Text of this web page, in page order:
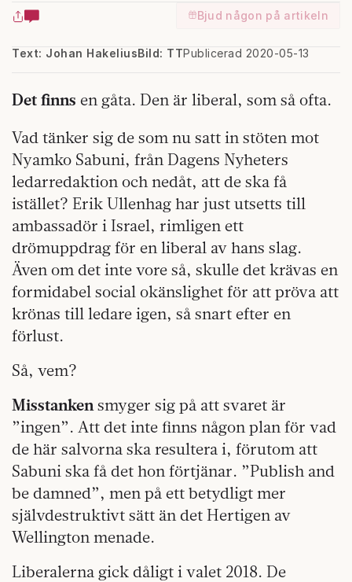
Bjud någon på artikeln
Text: Johan Hakelius Publicerad 2020-05-13
Bild: TT
Det finns en gåta. Den är liberal, som så ofta.
Vad tänker sig de som nu satt in stöten mot
Nyamko Sabuni, från Dagens Nyheters
ledarredaktion och nedåt, att de ska få
istället? Erik Ullenhag har just utsetts till
ambassadör i Israel, rimligen ett
drömuppdrag för en liberal av hans slag.
Även om det inte vore så, skulle det krävas en
formidabel social okänslighet för att pröva att
krönas till ledare igen, så snart efter en
förlust.
Så, vem?
Misstanken smyger sig på att svaret är
”ingen”. Att det inte finns någon plan för vad
de här salvorna ska resultera i, förutom att
Sabuni ska få det hon förtjänar. ”Publish and
be damned”, men på ett betydligt mer
självdestruktivt sätt än det Hertigen av
Wellington menade.
Liberalerna gick dåligt i valet 2018. De